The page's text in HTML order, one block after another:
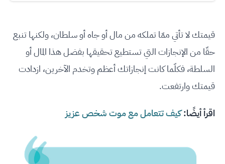
قيمتك لا تأتي ممّا تملكه من مال أو جاه أو سلطان، ولكنها تنبع
حقّا من الإنجازات التي تستطيع تحقيقها بفضل هذا المال أو
السلطة، فكلّما كانت إنجازاتك أعظم وتخدم الآخرين، ازدادت
قيمتك وارتفعت.
اقرأ أيضًا:كيف تتعامل مع موت شخص عزيز